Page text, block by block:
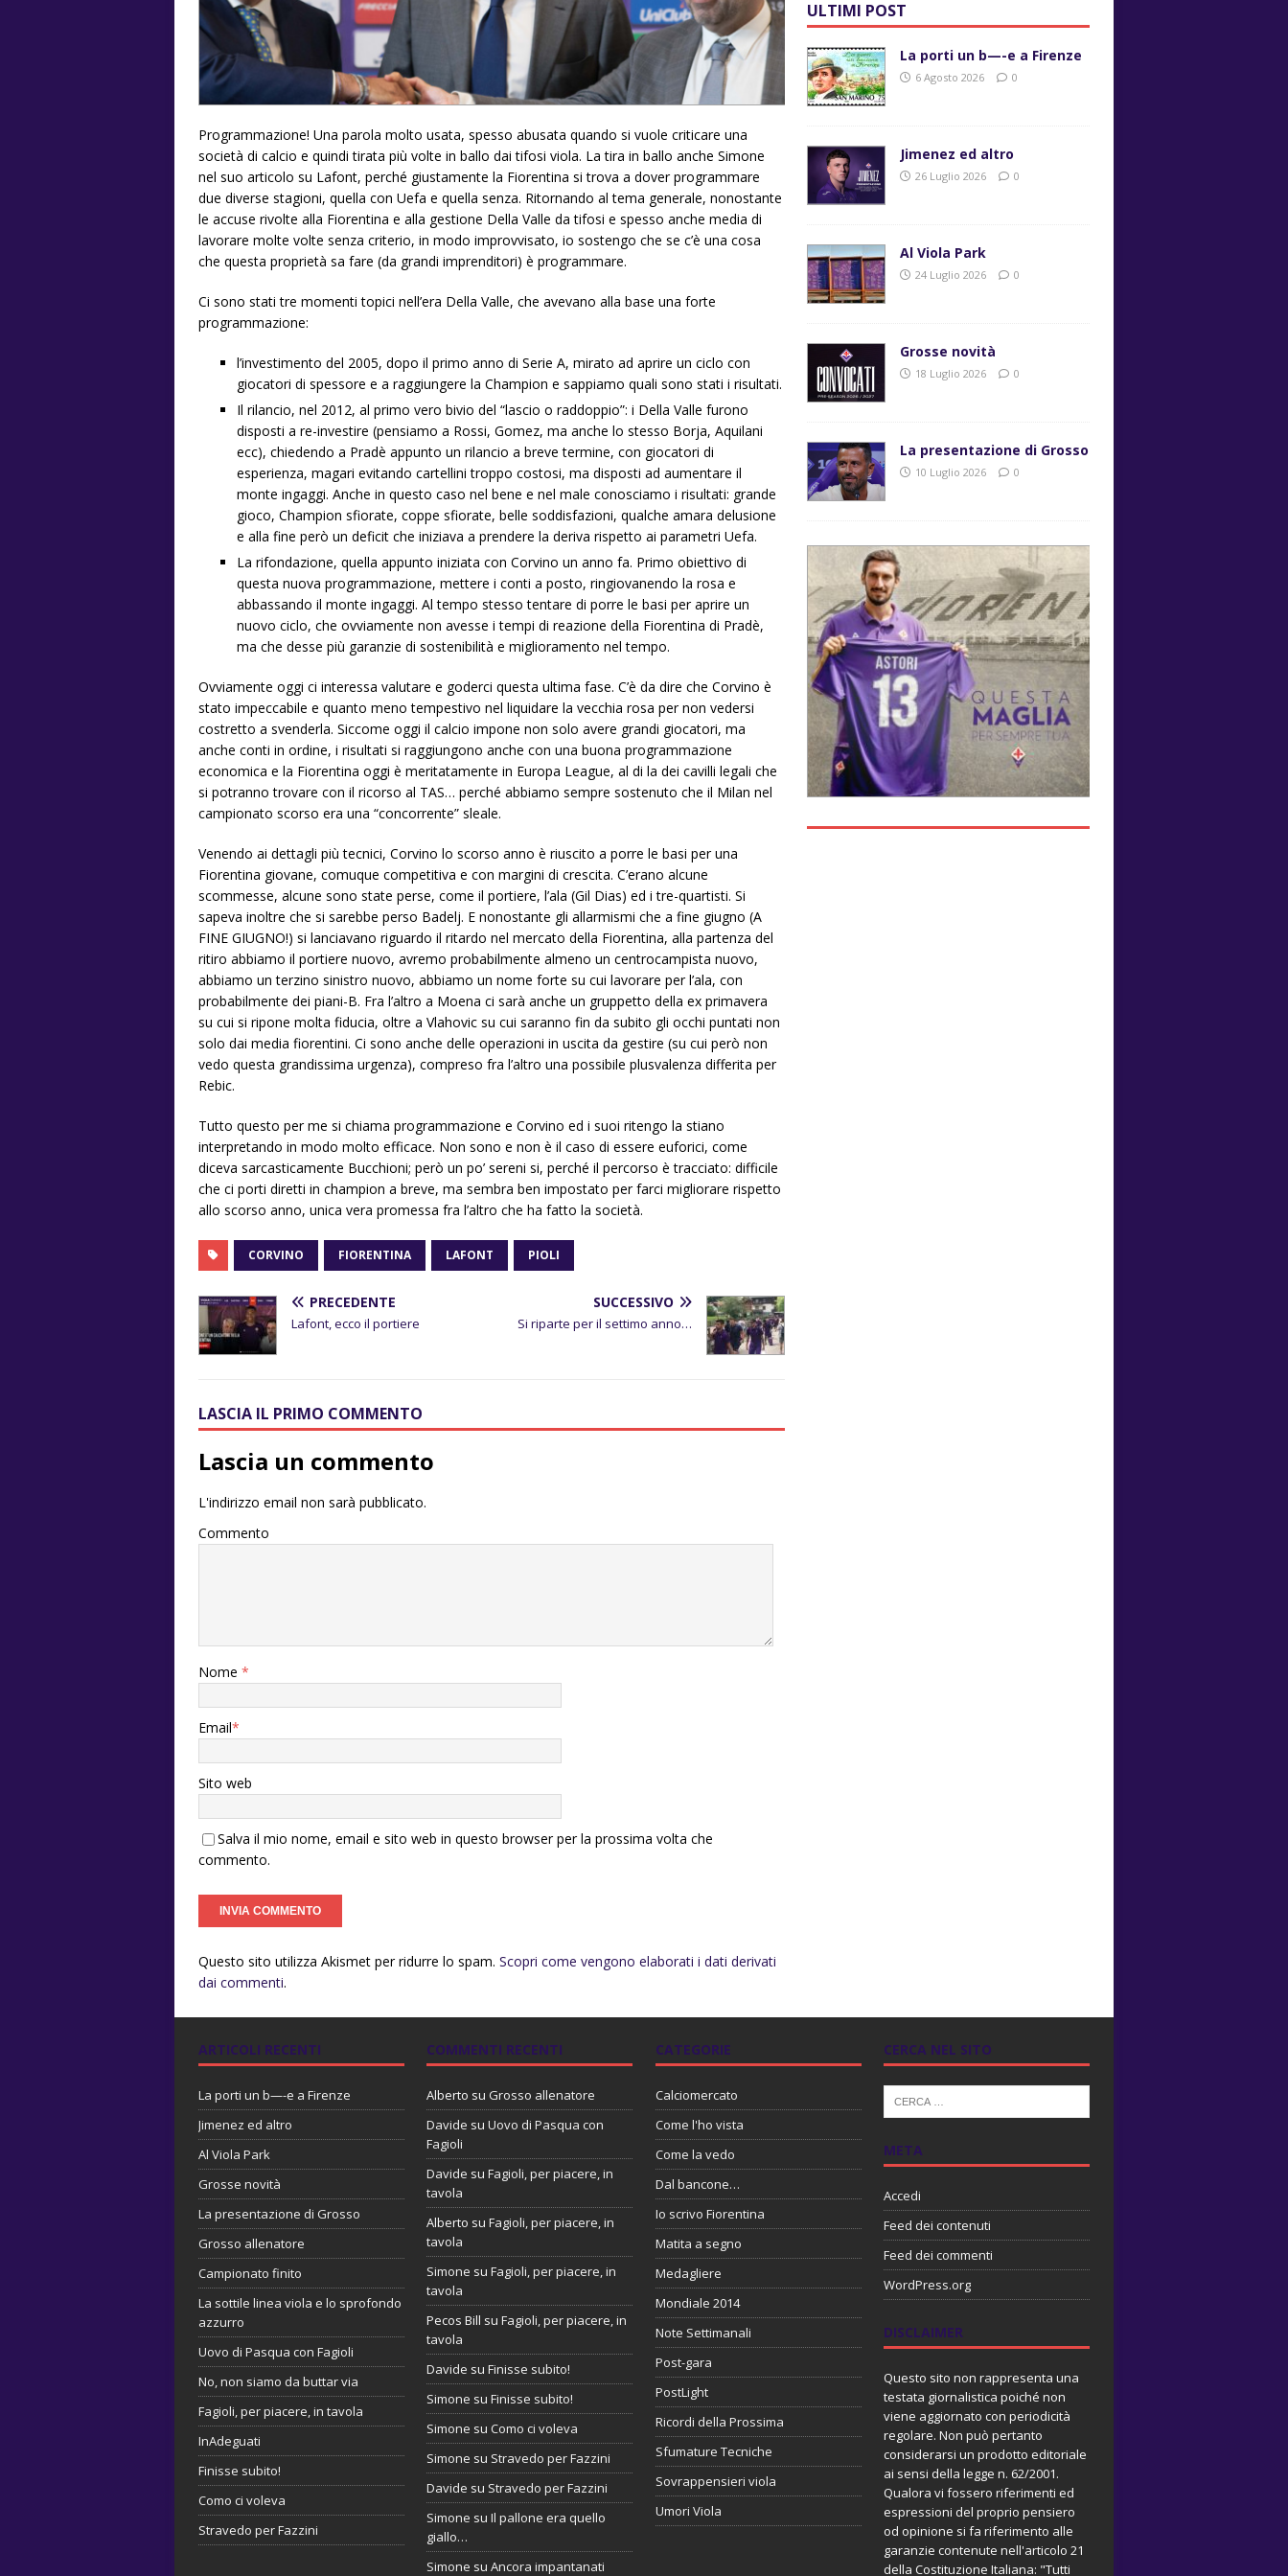
Programmazione! Una parola molto usata, spesso abusata quando si vuole criticare una
società di calcio e quindi tirata più volte in ballo dai tifosi viola. La tira in ballo anche Simone
nel suo articolo su Lafont, perché giustamente la Fiorentina si trova a dover programmare
due diverse stagioni, quella con Uefa e quella senza. Ritornando al tema generale, nonostante
le accuse rivolte alla Fiorentina e alla gestione Della Valle da tifosi e spesso anche media di
lavorare molte volte senza criterio, in modo improvvisato, io sostengo che se c’è una cosa
che questa proprietà sa fare (da grandi imprenditori) è programmare.
Ci sono stati tre momenti topici nell’era Della Valle, che avevano alla base una forte
programmazione:
l’investimento del 2005, dopo il primo anno di Serie A, mirato ad aprire un ciclo con
giocatori di spessore e a raggiungere la Champion e sappiamo quali sono stati i risultati.
Il rilancio, nel 2012, al primo vero bivio del “lascio o raddoppio”: i Della Valle furono
disposti a re-investire (pensiamo a Rossi, Gomez, ma anche lo stesso Borja, Aquilani
ecc), chiedendo a Pradè appunto un rilancio a breve termine, con giocatori di
esperienza, magari evitando cartellini troppo costosi, ma disposti ad aumentare il
monte ingaggi. Anche in questo caso nel bene e nel male conosciamo i risultati: grande
gioco, Champion sfiorate, coppe sfiorate, belle soddisfazioni, qualche amara delusione
e alla fine però un deficit che iniziava a prendere la deriva rispetto ai parametri Uefa.
La rifondazione, quella appunto iniziata con Corvino un anno fa. Primo obiettivo di
questa nuova programmazione, mettere i conti a posto, ringiovanendo la rosa e
abbassando il monte ingaggi. Al tempo stesso tentare di porre le basi per aprire un
nuovo ciclo, che ovviamente non avesse i tempi di reazione della Fiorentina di Pradè,
ma che desse più garanzie di sostenibilità e miglioramento nel tempo.
Ovviamente oggi ci interessa valutare e goderci questa ultima fase. C’è da dire che Corvino è
stato impeccabile e quanto meno tempestivo nel liquidare la vecchia rosa per non vedersi
costretto a svenderla. Siccome oggi il calcio impone non solo avere grandi giocatori, ma
anche conti in ordine, i risultati si raggiungono anche con una buona programmazione
economica e la Fiorentina oggi è meritatamente in Europa League, al di la dei cavilli legali che
si potranno trovare con il ricorso al TAS… perché abbiamo sempre sostenuto che il Milan nel
campionato scorso era una “concorrente” sleale.
Venendo ai dettagli più tecnici, Corvino lo scorso anno è riuscito a porre le basi per una
Fiorentina giovane, comuque competitiva e con margini di crescita. C’erano alcune
scommesse, alcune sono state perse, come il portiere, l’ala (Gil Dias) ed i tre-quartisti. Si
sapeva inoltre che si sarebbe perso Badelj. E nonostante gli allarmismi che a fine giugno (A
FINE GIUGNO!) si lanciavano riguardo il ritardo nel mercato della Fiorentina, alla partenza del
ritiro abbiamo il portiere nuovo, avremo probabilmente almeno un centrocampista nuovo,
abbiamo un terzino sinistro nuovo, abbiamo un nome forte su cui lavorare per l’ala, con
probabilmente dei piani-B. Fra l’altro a Moena ci sarà anche un gruppetto della ex primavera
su cui si ripone molta fiducia, oltre a Vlahovic su cui saranno fin da subito gli occhi puntati non
solo dai media fiorentini. Ci sono anche delle operazioni in uscita da gestire (su cui però non
vedo questa grandissima urgenza), compreso fra l’altro una possibile plusvalenza differita per
Rebic.
Tutto questo per me si chiama programmazione e Corvino ed i suoi ritengo la stiano
interpretando in modo molto efficace. Non sono e non è il caso di essere euforici, come
diceva sarcasticamente Bucchioni; però un po’ sereni si, perché il percorso è tracciato: difficile
che ci porti diretti in champion a breve, ma sembra ben impostato per farci migliorare rispetto
allo scorso anno, unica vera promessa fra l’altro che ha fatto la società.
CORVINO FIORENTINA LAFONT PIOLI
PRECEDENTE
Lafont, ecco il portiere
SUCCESSIVO
Si riparte per il settimo anno…
LASCIA IL PRIMO COMMENTO
Lascia un commento
L'indirizzo email non sarà pubblicato.
Commento
Nome *
Email*
Sito web
Salva il mio nome, email e sito web in questo browser per la prossima volta che
commento.
Questo sito utilizza Akismet per ridurre lo spam. Scopri come vengono elaborati i dati derivati
dai commenti.
ULTIMI POST
La porti un b—-e a Firenze
6 Agosto 2026 0
Jimenez ed altro
26 Luglio 2026 0
Al Viola Park
24 Luglio 2026 0
Grosse novità
18 Luglio 2026 0
La presentazione di Grosso
10 Luglio 2026 0
ARTICOLI RECENTI
La porti un b—-e a Firenze
Jimenez ed altro
Al Viola Park
Grosse novità
La presentazione di Grosso
Grosso allenatore
Campionato finito
La sottile linea viola e lo sprofondo
azzurro
Uovo di Pasqua con Fagioli
No, non siamo da buttar via
Fagioli, per piacere, in tavola
InAdeguati
Finisse subito!
Como ci voleva
Stravedo per Fazzini
COMMENTI RECENTI
Alberto su Grosso allenatore
Davide suUovo di Pasqua con
Fagioli
Davide suFagioli, per piacere, in
tavola
Alberto suFagioli, per piacere, in
tavola
Simone suFagioli, per piacere, in
tavola
Pecos Bill suFagioli, per piacere, in
tavola
Davide suFinisse subito!
Simone suFinisse subito!
Simone suComo ci voleva
Simone su Stravedo per Fazzini
Davide su Stravedo per Fazzini
Simone suIl pallone era quello
giallo…
Simone suAncora impantanati
CATEGORIE
Calciomercato
Come l'ho vista
Come la vedo
Dal bancone…
Io scrivo Fiorentina
Matita a segno
Medagliere
Mondiale 2014
Note Settimanali
Post-gara
PostLight
Ricordi della Prossima
Sfumature Tecniche
Sovrappensieri viola
Umori Viola
CERCA NEL SITO
META
Accedi
Feed dei contenuti
Feed dei commenti
WordPress.org
DISCLAIMER
Questo sito non rappresenta una
testata giornalistica poiché non
viene aggiornato con periodicità
regolare. Non può pertanto
considerarsi un prodotto editoriale
ai sensi della legge n. 62/2001.
Qualora vi fossero riferimenti ed
espressioni del proprio pensiero
od opinione si fa riferimento alle
garanzie contenute nell'articolo 21
della Costituzione Italiana: "Tutti